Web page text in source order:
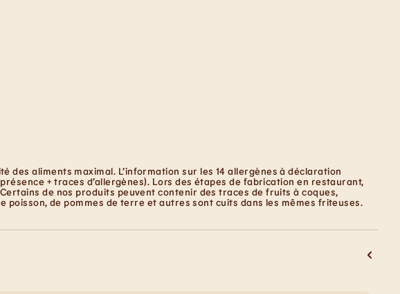
aliments maximal. L’information sur les 14 allergènes à déclaration
+ traces d’allergènes). Lors des étapes de fabrication en restaurant,
de nos produits peuvent contenir des traces de fruits à coques,
poisson, de pommes de terre et autres sont cuits dans les mêmes friteuses.